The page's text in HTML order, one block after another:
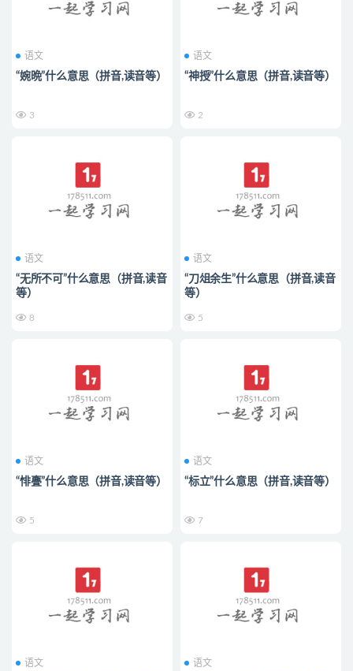
语文
“婉晩”什么意思（拼音,读音等）
3
语文
“神授”什么意思（拼音,读音等）
2
语文
“无所不可”什么意思（拼音,读音
等）
8
语文
“刀俎余生”什么意思（拼音,读音
等）
5
语文
“悱亹”什么意思（拼音,读音等）
5
语文
“标立”什么意思（拼音,读音等）
7
语文 语文